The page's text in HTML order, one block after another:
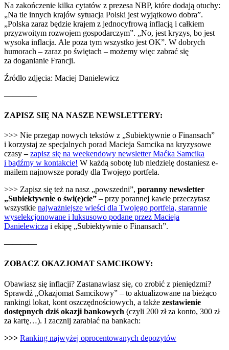
Na zakończenie kilka cytatów z prezesa NBP, które dodają otuchy:
„Na tle innych krajów sytuacja Polski jest wyjątkowo dobra”.
„Polska zaraz będzie krajem z jednocyfrową inflacją i całkiem
przyzwoitym rozwojem gospodarczym”. „No, jest kryzys, bo jest
wysoka inflacja. Ale poza tym wszystko jest OK”. W dobrych
humorach – zaraz po świętach – możemy więc zabrać się
za doganianie Francji.
Źródło zdjęcia: Maciej Danielewicz
————
ZAPISZ SIĘ NA NASZE NEWSLETTERY:
>>> Nie przegap nowych tekstów z „Subiektywnie o Finansach”
i korzystaj ze specjalnych porad Macieja Samcika na kryzysowe
czasy– zapisz się na weekendowy newsletter Maćka Samcika
i bądźmy w kontakcie! W każdą sobotę lub niedzielę dostaniesz e-
mailem najnowsze porady dla Twojego portfela.
>>> Zapisz się też na nasz „powszedni”, poranny newsletter
„Subiektywnie o świ(e)cie” – przy porannej kawie przeczytasz
wszystkie najważniejsze wieści dla Twojego portfela, starannie
wyselekcjonowane i luksusowo podane przez Macieja
Danielewicza i ekipę „Subiektywnie o Finansach”.
————
ZOBACZ OKAZJOMAT SAMCIKOWY:
Obawiasz się inflacji? Zastanawiasz się, co zrobić z pieniędzmi?
Sprawdź „Okazjomat Samcikowy” – to aktualizowane na bieżąco
rankingi lokat, kont oszczędnościowych, a także zestawienie
dostępnych dziś okazji bankowych (czyli 200 zł za konto, 300 zł
za kartę…). I zacznij zarabiać na bankach:
>>> Ranking najwyżej oprocentowanych depozytów